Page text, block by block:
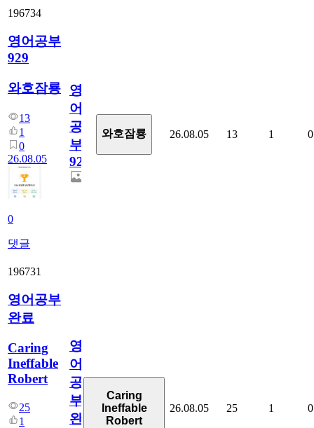
196734
영어공부
929
와호잠룡
13
1
0
26.08.05
0
댓글
영
어
공
부
929
와호잠룡 26.08.05 13 1 0
196731
영어공부
완료
Caring
Ineffable
Robert
25
1
영
어
공
부
완
Caring
Ineffable
Robert
26.08.05 25 1 0